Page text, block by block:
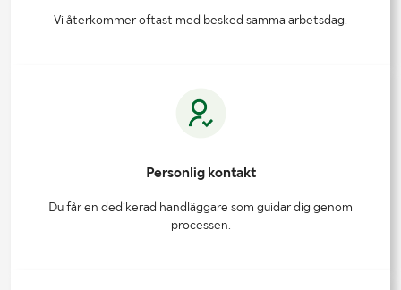
Vi återkommer oftast med besked samma arbetsdag.
Personlig kontakt
Du får en dedikerad handläggare som guidar dig genom
processen.